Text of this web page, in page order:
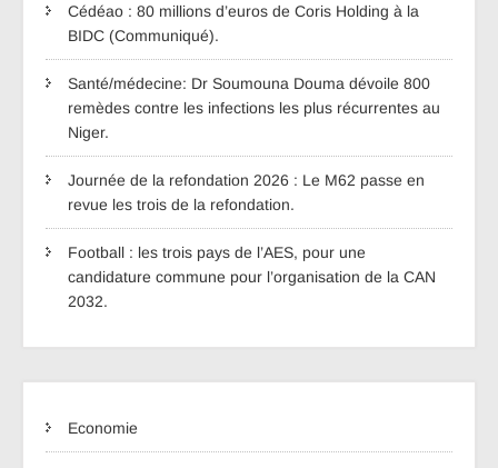
Cédéao : 80 millions d’euros de Coris Holding à la
BIDC (Communiqué).
Santé/médecine: Dr Soumouna Douma dévoile 800
remèdes contre les infections les plus récurrentes au
Niger.
Journée de la refondation 2026 : Le M62 passe en
revue les trois de la refondation.
Football : les trois pays de l’AES, pour une
candidature commune pour l’organisation de la CAN
2032.
Economie